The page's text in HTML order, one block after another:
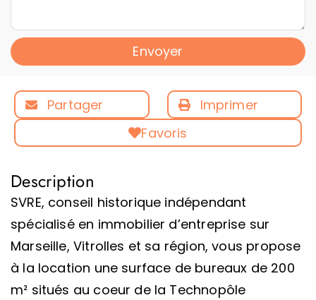
Envoyer
Partager
Imprimer
Favoris
Description
SVRE, conseil historique indépendant
spécialisé en immobilier d’entreprise sur
Marseille, Vitrolles et sa région, vous propose
à la location une surface de bureaux de 200
m² situés au coeur de la Technopôle